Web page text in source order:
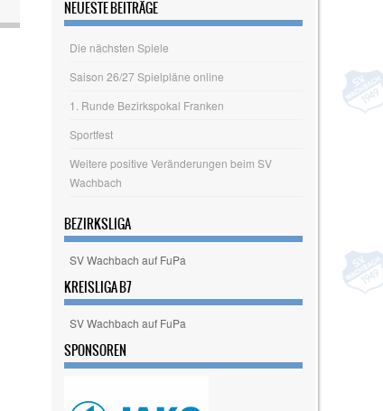
NEUESTE BEITRÄGE
Die nächsten Spiele
Saison 26/27 Spielpläne online
1. Runde Bezirkspokal Franken
Sportfest
Weitere positive Veränderungen beim SV
Wachbach
BEZIRKSLIGA
SV Wachbach auf FuPa
KREISLIGA B7
SV Wachbach auf FuPa
SPONSOREN